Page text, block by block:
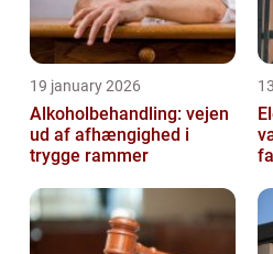
19 january 2026
Alkoholbehandling: vejen
ud af afhængighed i
trygge rammer